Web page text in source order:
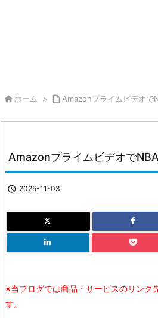
 ホーム >  Amazonプライムビデオで
Amazonプライムビデオで
 2025-11-03
※当ブログでは商品・サービスのリンク
す。